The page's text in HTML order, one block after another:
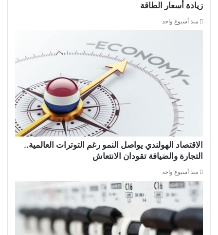
زيادة أسعار الطاقة
منذ أسبوع واحد
الاقتصاد الهولندي يواصل النمو رغم التوترات العالمية..
التجارة والضيافة تقودان الانتعاش
منذ أسبوع واحد